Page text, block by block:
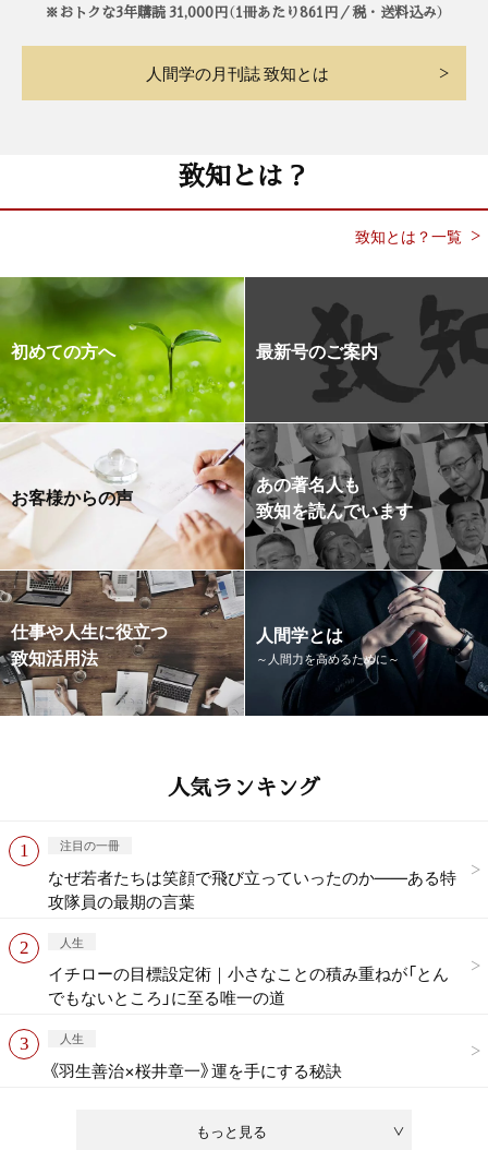
※おトクな3年購読 31,000円（1冊あたり861円／税・送料込み）
人間学の月刊誌 致知とは
致知とは？
致知とは？一覧
初めての方へ 最新号のご案内
お客様からの声
あの著名人も
致知を読んでいます
仕事や人生に役立つ
致知活用法
人間学とは
～人間力を高めるために～
人気ランキング
もっと見る
注目の一冊
なぜ若者たちは笑顔で飛び立っていったのか——ある特
攻隊員の最期の言葉
人生
イチローの目標設定術｜小さなことの積み重ねが「とん
でもないところ」に至る唯一の道
人生
《羽生善治×桜井章一》運を手にする秘訣